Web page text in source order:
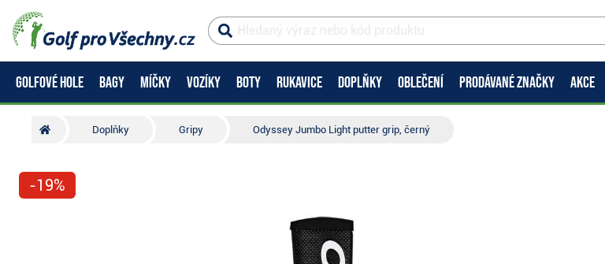
GOLFOVÉ HOLE BAGY MÍČKY VOZÍKY BOTY RUKAVICE DOPLŇKY OBLEČENÍ PRODÁVANÉ ZNAČKY AKCE
Doplňky Gripy Odyssey Jumbo Light putter grip, černý
-19%